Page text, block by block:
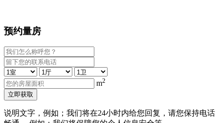
预约量房
m2
立即获取
说明文字，例如；我们将在24小时内给您回复，请您保持电话